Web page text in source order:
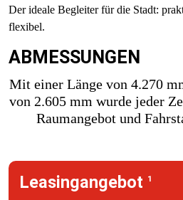
Der ideale Begleiter für die Stadt:
flexibel.
ABMESSUNGEN
Mit einer Länge von 4.270
von 2.605 mm wurde jeder
Raumangebot und
Leasingangebot 1